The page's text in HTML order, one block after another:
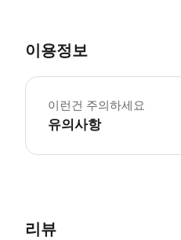
이용정보
이런건 주의하세요
유의사항
리뷰